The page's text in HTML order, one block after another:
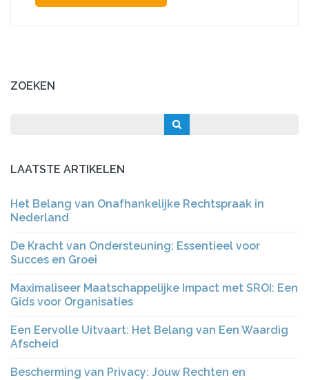
ZOEKEN
LAATSTE ARTIKELEN
Het Belang van Onafhankelijke Rechtspraak in
Nederland
De Kracht van Ondersteuning: Essentieel voor
Succes en Groei
Maximaliseer Maatschappelijke Impact met SROI: Een
Gids voor Organisaties
Een Eervolle Uitvaart: Het Belang van Een Waardig
Afscheid
Bescherming van Privacy: Jouw Rechten en